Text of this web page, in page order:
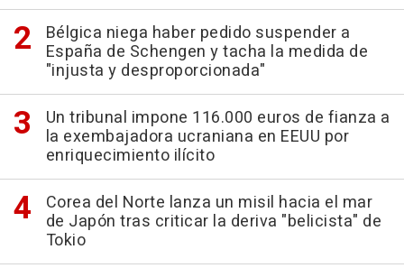
Bélgica niega haber pedido suspender a
España de Schengen y tacha la medida de
"injusta y desproporcionada"
Un tribunal impone 116.000 euros de fianza a
la exembajadora ucraniana en EEUU por
enriquecimiento ilícito
Corea del Norte lanza un misil hacia el mar
de Japón tras criticar la deriva "belicista" de
Tokio